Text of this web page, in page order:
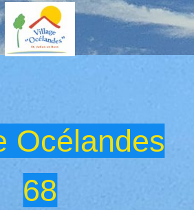
Océlandes
68